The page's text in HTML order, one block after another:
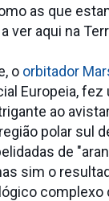
as que
ver aqui na
o orbitador
Europeia, fez
ao
polar sul
de
sim o
complexo